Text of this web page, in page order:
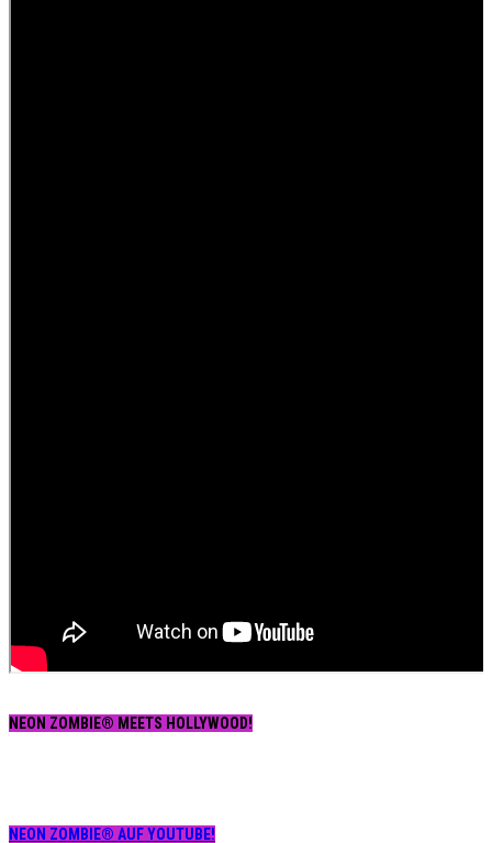
NEON ZOMBIE® MEETS HOLLYWOOD!
NEON ZOMBIE® AUF YOUTUBE!